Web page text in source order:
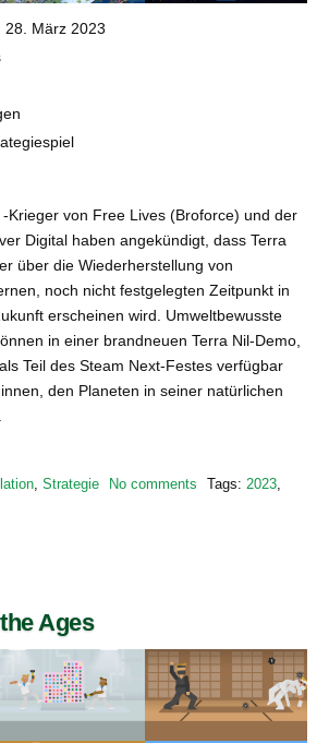
28. März 2023
Krieger von Free Lives (Broforce) und der
Digital haben angekündigt, dass Terra
über die Wiederherstellung von
noch nicht festgelegten Zeitpunkt in
erscheinen wird. Umweltbewusste
in einer brandneuen Terra Nil-Demo,
Teil des Steam Next-Festes verfügbar
den Planeten in seiner natürlichen
, Strategie No comments Tags: 2023,
Ages